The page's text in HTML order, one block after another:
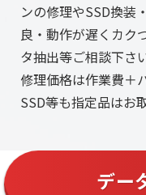
ンの修理やSSD換装
良・動作が遅くカク
タ抽出等ご相談下さ
修理価格は作業費＋
SSD等も指定品はお
デー